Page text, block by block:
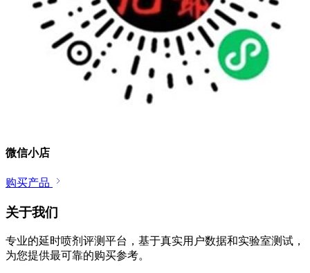
微信小店
购买产品
关于我们
专业的延时喷剂评测平台，基于真实用户数据和实验室测试，
为您提供最可靠的购买参考。